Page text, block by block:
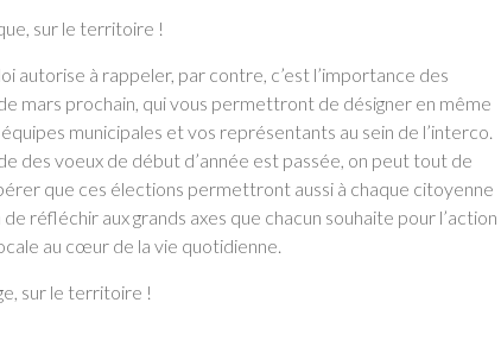
sur le territoire !
autorise à rappeler, par contre, c’est l’importance des
mars prochain, qui vous permettront de désigner en même
municipales et vos représentants au sein de l’interco.
des voeux de début d’année est passée, on peut tout de
que ces élections permettront aussi à chaque citoyenne
réfléchir aux grands axes que chacun souhaite pour l’action
au cœur de la vie quotidienne.
sur le territoire !